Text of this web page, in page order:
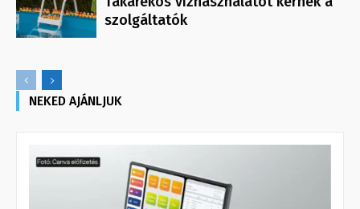
szolgáltatók
NEKED AJÁNLJUK